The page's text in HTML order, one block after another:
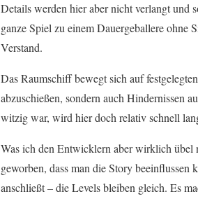
Details werden hier aber nicht verlangt und
ganze Spiel zu einem Dauergeballere ohne
Verstand.
Das Raumschiff bewegt sich auf
abzuschießen, sondern auch Hindernissen
witzig war, wird hier doch relativ schnell
Was ich den Entwicklern aber wirklich übel
geworben, dass man die Story
anschließt – die Levels bleiben gleich. Es